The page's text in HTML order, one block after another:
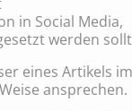
in Social Media,
werden
eines Artikels
ansprechen.